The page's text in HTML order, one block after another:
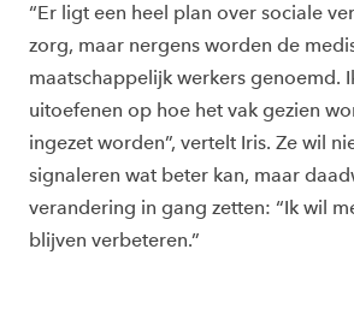
“Er ligt een heel plan over sociale
zorg, maar nergens worden de
maatschappelijk werkers genoemd.
uitoefenen op hoe het vak gezien
ingezet worden”, vertelt Iris. Ze wil
signaleren wat beter kan, maar
verandering in gang zetten: “Ik wil
blijven verbeteren.”